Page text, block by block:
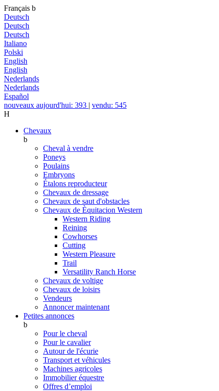
Français b
Deutsch
Deutsch
Deutsch
Italiano
Polski
English
English
Nederlands
Nederlands
Español
nouveaux aujourd'hui: 393 | vendu: 545
H
Chevaux
b
Cheval à vendre
Poneys
Poulains
Embryons
Étalons reproducteur
Chevaux de dressage
Chevaux de saut d'obstacles
Chevaux de Èquitacion Western
Western Riding
Reining
Cowhorses
Cutting
Western Pleasure
Trail
Versatility Ranch Horse
Chevaux de voltige
Chevaux de loisirs
Vendeurs
Annoncer maintenant
Petites annonces
b
Pour le cheval
Pour le cavalier
Autour de l'écurie
Transport et véhicules
Machines agricoles
Immobilier équestre
Offres d’emploi